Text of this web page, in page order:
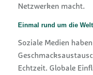
Netzwerken macht.
Einmal rund um die Welt
Soziale Medien
Echtzeit. Globale